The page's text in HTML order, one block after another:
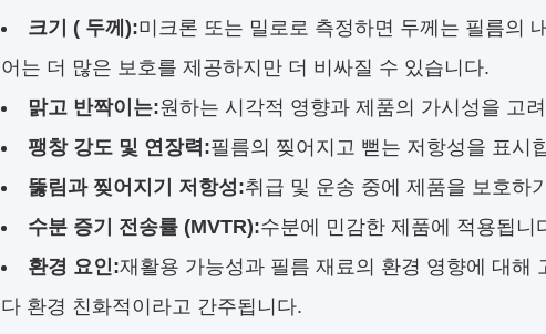
크기 ( 두께):미크론 또는 밀로로 측정하면 두께는 필름의
어는 더 많은 보호를 제공하지만 더 비싸질 수 있습니다.
맑고 반짝이는:원하는 시각적 영향과 제품의 가시성을 고
팽창 강도 및 연장력:필름의 찢어지고 뻗는 저항성을 표시
뚫림과 찢어지기 저항성:취급 및 운송 중에 제품을 보호하
수분 증기 전송률 (MVTR):수분에 민감한 제품에 적용됩니
환경 요인:재활용 가능성과 필름 재료의 환경 영향에 대해
다 환경 친화적이라고 간주됩니다.